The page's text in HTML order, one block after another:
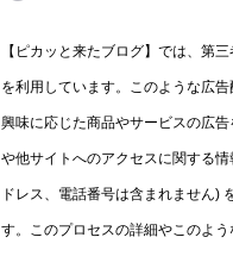
【ピカッと来たブログ】では、第
を利用しています。このような広
興味に応じた商品やサービスの広
や他サイトへのアクセスに関する
ドレス、電話番号は含まれません)
す。このプロセスの詳細やこのよ